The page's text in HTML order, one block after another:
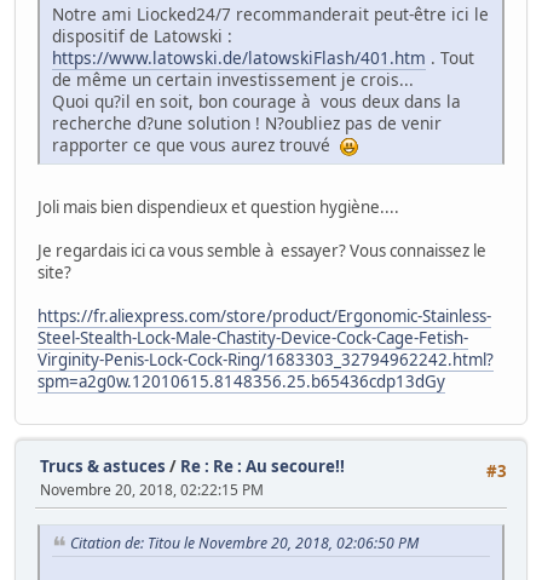
Notre ami Liocked24/7 recommanderait peut-être ici le
dispositif de Latowski :
https://www.latowski.de/latowskiFlash/401.htm . Tout
de même un certain investissement je crois...
Quoi qu?il en soit, bon courage à vous deux dans la
recherche d?une solution ! N?oubliez pas de venir
rapporter ce que vous aurez trouvé
Joli mais bien dispendieux et question hygiène....
Je regardais ici ca vous semble à essayer? Vous connaissez le
site?
https://fr.aliexpress.com/store/product/Ergonomic-Stainless-
Steel-Stealth-Lock-Male-Chastity-Device-Cock-Cage-Fetish-
Virginity-Penis-Lock-Cock-Ring/1683303_32794962242.html?
spm=a2g0w.12010615.8148356.25.b65436cdp13dGy
#3
Trucs & astuces / Re : Re : Au secoure!!
Novembre 20, 2018, 02:22:15 PM
Citation de: Titou le Novembre 20, 2018, 02:06:50 PM